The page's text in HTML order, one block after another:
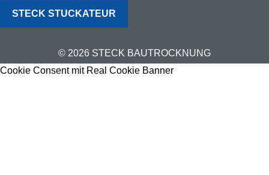
© 2026 STECK BAUTROCKNUNG
STECK STUCKATEUR
Cookie Consent mit Real Cookie Banner